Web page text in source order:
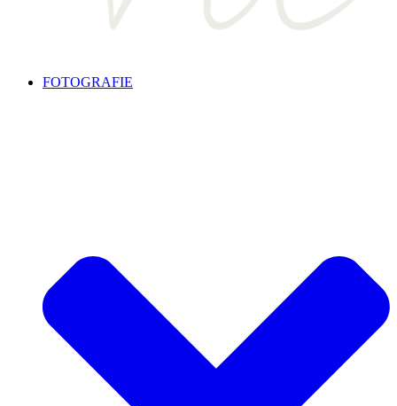
FOTOGRAFIE